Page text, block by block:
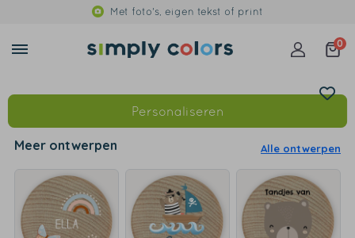
Met foto's, eigen tekst of print
0
Personaliseren
Meer ontwerpen Alle ontwerpen